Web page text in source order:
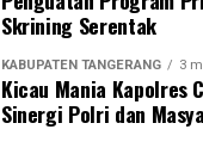
Skrining Serentak
KABUPATEN TANGERANG 3
Kicau Mania Kapolres
Sinergi Polri dan